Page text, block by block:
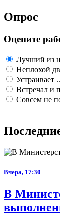
Опрос
Оцените
Лучший из
Неплохой
Устраивает
Встречал и
Совсем не
Вчера, 17:30
В